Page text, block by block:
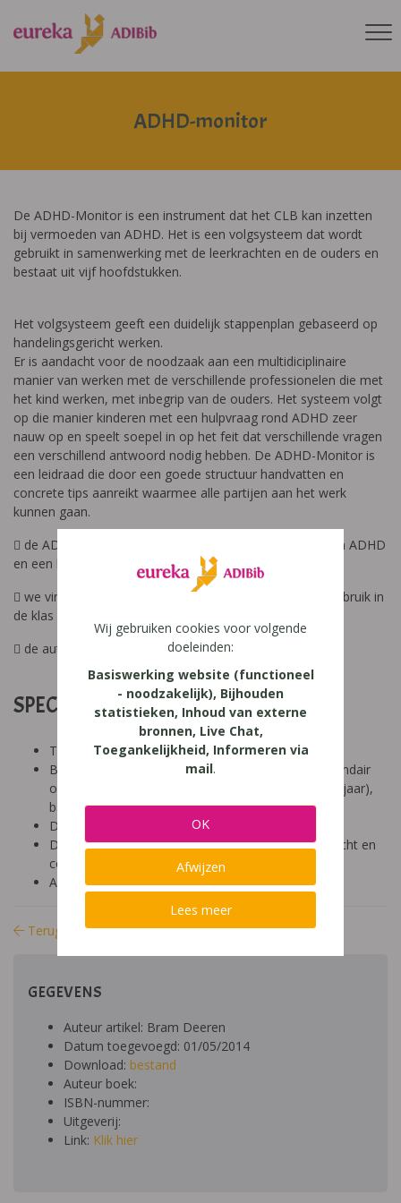
ADHD-monitor
De ADHD-Monitor is een instrument dat het CLB kan inzetten
bij vermoeden van ADHD. Het is een volgsysteem dat wordt
gebruikt in samenwerking met de leerkrachten en de ouders en
bestaat uit vijf hoofdstukken.
Het volgsysteem geeft een duidelijk stappenplan gebaseerd op
handelingsgericht werken.
Er is aandacht voor de noodzaak aan een multidiciplinaire
manier van werken met de verschillende professionelen die met
het kind werken, met inbegrip van de ouders. Het systeem volgt
op die manier kinderen met een hulpvraag rond ADHD zeer
nauw op en speelt soepel in op het feit dat verschillende vragen
een verschillend antwoord nodig hebben. De ADHD-Monitor is
een leidraad die door een goede structuur handvatten en
concrete tips aanreikt waarmee alle partijen aan het werk
kunnen gaan.
 de ADHD-Monitor biedt een duidelijke omschrijving van ADHD
en een helder stappenplan om aan de slag te gaan.
 we vinden veel tips en concrete adviezen terug voor gebruik in
de klas en thuis
 de auteurs hanteren een directe en duidelijke schrijfstijl
SPECIFICATIES:
Tool: niet van toepassing
Besproken Leeftijd: basisonderwijs (6-9 jaar), secundair
onderwijs (12-14 jaar), secundair onderwijs (14-18 jaar),
basisonderwijs (9-12 jaar)
Diagnose: ADHD
Domein: gezin, medisch, socio-emotioneel, aandacht en
concentratie, structuur, gedrag
Aard: theoretischpraktisch
Terug naar bibliotheek
GEGEVENS
Auteur artikel: Bram Deeren
Datum toegevoegd: 01/05/2014
Download: bestand
Auteur boek:
ISBN-nummer:
Uitgeverij:
Link: Klik hier
Wij gebruiken cookies voor volgende
doeleinden:
Basiswerking website (functioneel
- noodzakelijk), Bijhouden
statistieken, Inhoud van externe
bronnen, Live Chat,
Toegankelijkheid, Informeren via
mail.
OK
Afwijzen
Lees meer